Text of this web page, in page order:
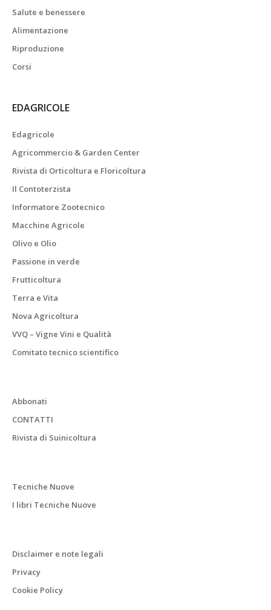
Salute e benessere
Alimentazione
Riproduzione
Corsi
EDAGRICOLE
Edagricole
Agricommercio & Garden Center
Rivista di Orticoltura e Floricoltura
Il Contoterzista
Informatore Zootecnico
Macchine Agricole
Olivo e Olio
Passione in verde
Frutticoltura
Terra e Vita
Nova Agricoltura
VVQ – Vigne Vini e Qualità
Comitato tecnico scientifico
Abbonati
CONTATTI
Rivista di Suinicoltura
Tecniche Nuove
I libri Tecniche Nuove
Disclaimer e note legali
Privacy
Cookie Policy